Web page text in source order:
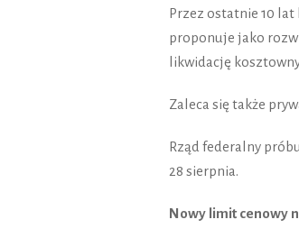
Przez ostatnie 10
proponuje jako
likwidację
Zaleca się także
Rząd federalny
28 sierpnia.
Nowy limit cenowy